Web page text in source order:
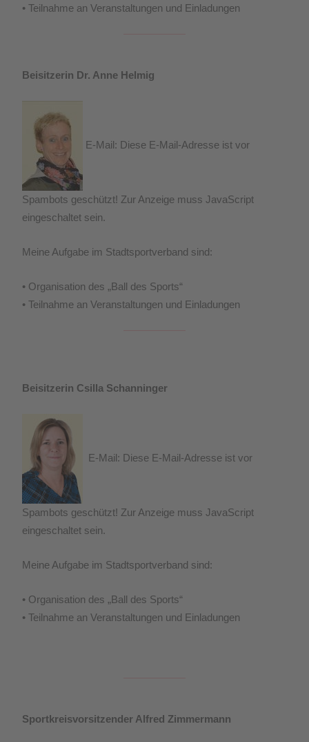
• Teilnahme an Veranstaltungen und Einladungen
Beisitzerin Dr. Anne Helmig
E-Mail: Diese E-Mail-Adresse ist vor
Spambots geschützt! Zur Anzeige muss JavaScript
eingeschaltet sein.
Meine Aufgabe im Stadtsportverband sind:
• Organisation des „Ball des Sports“
• Teilnahme an Veranstaltungen und Einladungen
Beisitzerin Csilla Schanninger
E-Mail: Diese E-Mail-Adresse ist vor
Spambots geschützt! Zur Anzeige muss JavaScript
eingeschaltet sein.
Meine Aufgabe im Stadtsportverband sind:
• Organisation des „Ball des Sports“
• Teilnahme an Veranstaltungen und Einladungen
Sportkreisvorsitzender Alfred Zimmermann